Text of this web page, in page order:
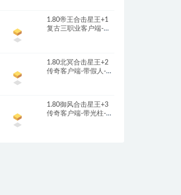
1.80帝王合击星王+1
复古三职业客户端-带
1.80北冥合击星王+2
传奇客户端-带假人-光
1.80御风合击星王+3
传奇客户端-带光柱-沙